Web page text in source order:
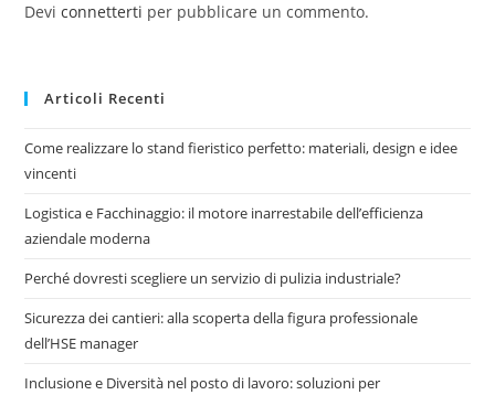
Deviconnetterti per pubblicare un commento.
Articoli Recenti
Come realizzare lo stand fieristico perfetto: materiali, design e idee
vincenti
Logistica e Facchinaggio: il motore inarrestabile dell’efficienza
aziendale moderna
Perché dovresti scegliere un servizio di pulizia industriale?
Sicurezza dei cantieri: alla scoperta della figura professionale
dell’HSE manager
Inclusione e Diversità nel posto di lavoro: soluzioni per